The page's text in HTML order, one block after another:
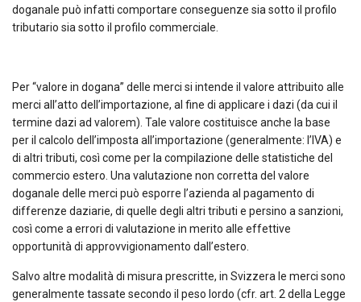
doganale può infatti comportare conseguenze sia sotto il profilo
tributario sia sotto il profilo commerciale.
Per “valore in dogana” delle merci si intende il valore attribuito alle
merci all’atto dell’importazione, al fine di applicare i dazi (da cui il
termine dazi ad valorem). Tale valore costituisce anche la base
per il calcolo dell’imposta all’importazione (generalmente: l’IVA) e
di altri tributi, così come per la compilazione delle statistiche del
commercio estero. Una valutazione non corretta del valore
doganale delle merci può esporre l’azienda al pagamento di
differenze daziarie, di quelle degli altri tributi e persino a sanzioni,
così come a errori di valutazione in merito alle effettive
opportunità di approvvigionamento dall’estero.
Salvo altre modalità di misura prescritte, in Svizzera le merci sono
generalmente tassate secondo il peso lordo (cfr. art. 2 della Legge